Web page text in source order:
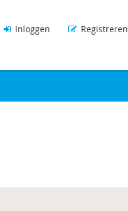
Inloggen Registreren